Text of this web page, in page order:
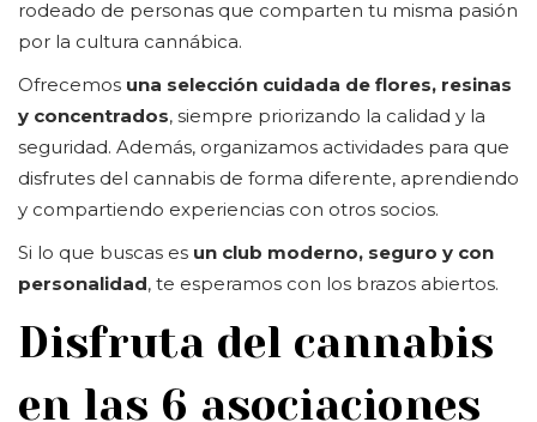
rodeado de personas que comparten tu misma pasión
por la cultura cannábica.
Ofrecemos una selección cuidada de flores, resinas
y concentrados, siempre priorizando la calidad y la
seguridad. Además, organizamos actividades para que
disfrutes del cannabis de forma diferente, aprendiendo
y compartiendo experiencias con otros socios.
Si lo que buscas es un club moderno, seguro y con
personalidad, te esperamos con los brazos abiertos.
Disfruta del cannabis
en las 6 asociaciones